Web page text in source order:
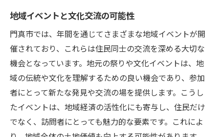
地域イベントと文化交流の可能性
門真市では、年間を通じてさまざまな地域イベントが開
催されており、これらは住民同士の交流を深める大切な
機会となっています。地元の祭りや文化イベントは、地
域の伝統や文化を理解するための良い機会であり、参加
者にとって新たな発見や交流の場を提供します。こうし
たイベントは、地域経済の活性化にも寄与し、住民だけ
でなく、訪問者にとっても魅力的な要素です。これによ